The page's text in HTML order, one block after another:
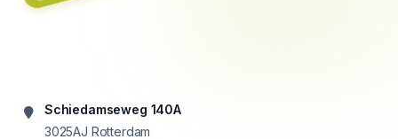
Schiedamseweg 140A
3025AJ Rotterdam